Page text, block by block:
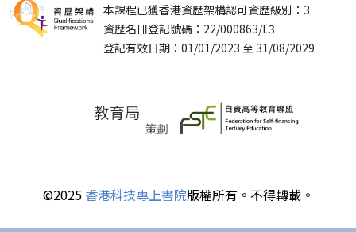
本課程已獲香港資歷架構認可資歷級別：3
資歷名冊登記號碼：22/000863/L3
登記有效日期：01/01/2023 至 31/08/2029
©2025 香港科技專上書院版權所有。不得轉載。